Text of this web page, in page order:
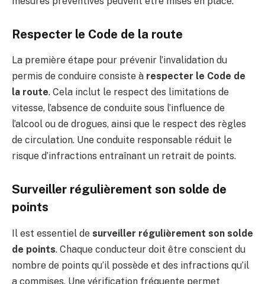
Respecter le Code de la route
La première étape pour prévenir l’invalidation du
permis de conduire consiste à respecter le Code de
la route. Cela inclut le respect des limitations de
vitesse, l’absence de conduite sous l’influence de
l’alcool ou de drogues, ainsi que le respect des règles
de circulation. Une conduite responsable réduit le
risque d’infractions entraînant un retrait de points.
Surveiller régulièrement son solde de
points
Il est essentiel de surveiller régulièrement son solde
de points. Chaque conducteur doit être conscient du
nombre de points qu’il possède et des infractions qu’il
a commises. Une vérification fréquente permet